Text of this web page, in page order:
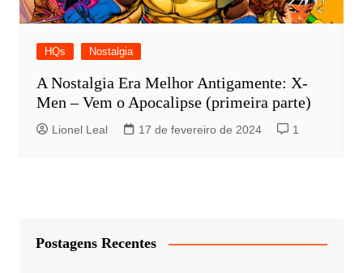
HQs Nostalgia
A Nostalgia Era Melhor Antigamente: X-
Men – Vem o Apocalipse (primeira parte)
Lionel Leal 17 de fevereiro de 2024 1
Postagens Recentes